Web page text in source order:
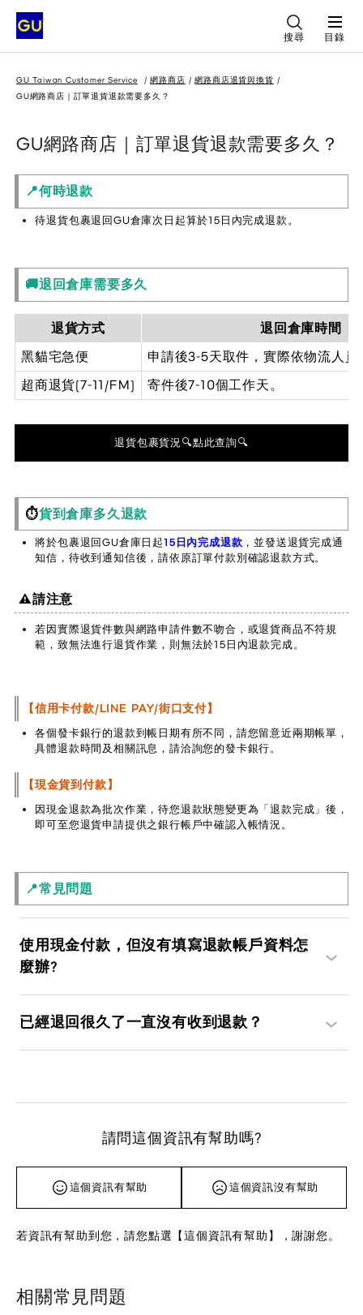
搜尋 目錄
GU Taiwan Customer Service 網路商店
網路商店退貨與換貨
GU網路商店｜訂單退貨退款需要多久？
GU網路商店｜訂單退貨退款需要多久？
📍何時退款
待退貨包裹退回GU倉庫次日起算於15日內完成退款。
🚚退回倉庫需要多久
退貨方式
退回倉庫時間
黑貓宅急便
申請後3-5天取件，實際依物流人
超商退貨(7-11/FM)
寄件後7-10個工作天。
退貨包裹貨況🔍點此查詢🔍
⏱️貨到倉庫多久退款
將於包裹退回GU倉庫日起15日內完成退款 ，並發送退貨完成通
知信，待收到通知信後，請依原訂單付款別確認退款方式。
⚠️請注意
若因實際退貨件數與網路申請件數不吻合，或退貨商品不符規
範，致無法進行退貨作業，則無法於15日內退款完成。
【信用卡付款/LINE PAY/街口支付】
各個發卡銀行的退款到帳日期有所不同，請您留意近兩期帳單，
具體退款時間及相關訊息，請洽詢您的發卡銀行。
【現金貨到付款】
因現金退款為批次作業，待您退款狀態變更為「退款完成」後，
即可至您退貨申請提供之銀行帳戶中確認入帳情況。
📍常見問題
使用現金付款，但沒有填寫退款帳戶資料怎
麼辦?
已經退回很久了一直沒有收到退款？
請問這個資訊有幫助嗎?
這個資訊有幫助 這個資訊沒有幫助
若資訊有幫助到您，請您點選【這個資訊有幫助】，謝謝您。
相關常見問題